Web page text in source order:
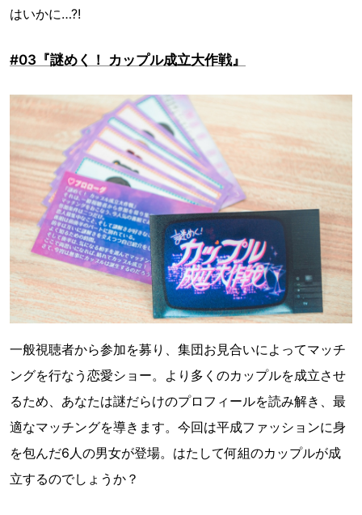
はいかに…?!
#03『謎めく！ カップル成立大作戦』
一般視聴者から参加を募り、集団お見合いによってマッチ
ングを行なう恋愛ショー。より多くのカップルを成立させ
るため、あなたは謎だらけのプロフィールを読み解き、最
適なマッチングを導きます。今回は平成ファッションに身
を包んだ6人の男女が登場。はたして何組のカップルが成
立するのでしょうか？